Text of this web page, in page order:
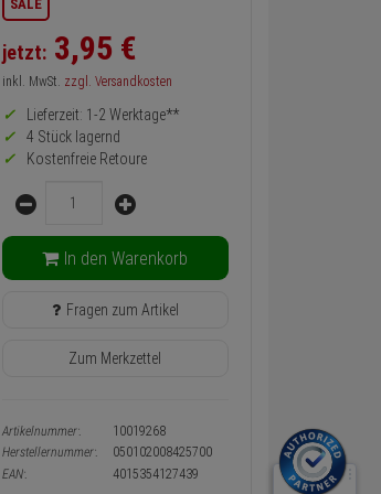
zurück
Verfügbakeit
und
Warenkorb-
oder
Konfigurieren-
Button
SALE
jetzt: 3,95 €
inkl. MwSt. zzgl. Versandkosten
Lieferzeit: 1-2 Werktage**
4 Stück lagernd
Kostenfreie Retoure
Menge
In den Warenkorb
Fragen zum Artikel
Zum Merkzettel
Artikelnummer:
10019268
Herstellernummer:
050102008425700
EAN:
4015354127439